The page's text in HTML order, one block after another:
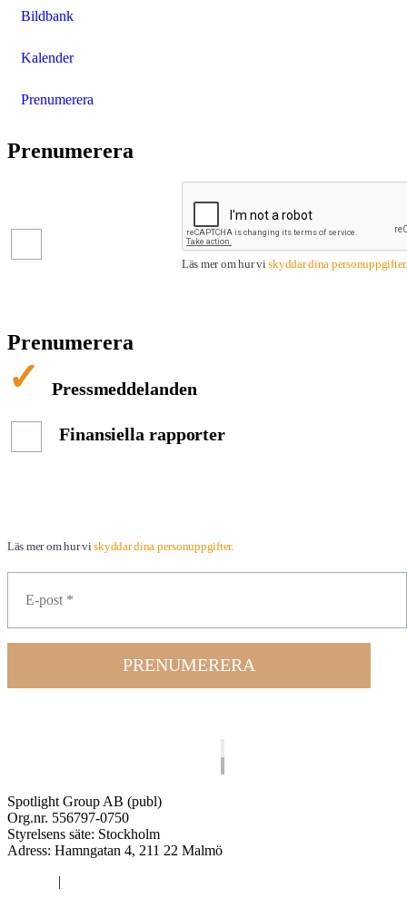
Bildbank
Kalender
Prenumerera
Prenumerera
Läs mer om hur viskyddar dina personuppgifter.
Prenumerera
Pressmeddelanden
Finansiella rapporter
Läs mer om hur viskyddar dina personuppgifter.
PRENUMERERA
Spotlight Group AB (publ)
Org.nr. 556797-0750
Styrelsens säte: Stockholm
Adress: Hamngatan 4, 211 22 Malmö
|